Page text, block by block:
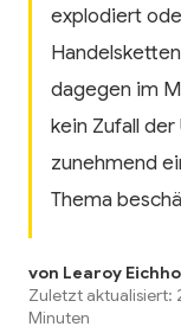
explodiert
dagegen im
kein Zufall
zunehmend
Thema
von Learoy
Zuletzt aktualisiert:
Minuten